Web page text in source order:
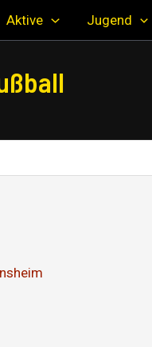
Aktive Jugend